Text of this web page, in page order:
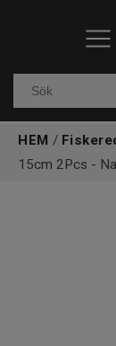
Fiskeredskap
Kläder & skor
HEM /
15cm 2Pcs -